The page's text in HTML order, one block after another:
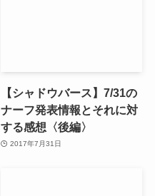
【シャドウバース】7/31の
ナーフ発表情報とそれに対
する感想〈後編〉
2017年7月31日